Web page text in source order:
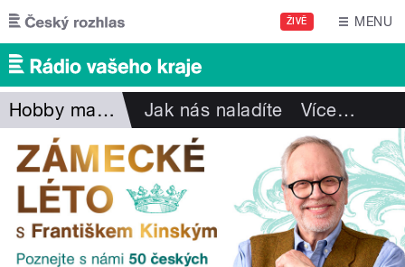
Přejít k hlavnímu obsahu
ŽIVĚ MENU
Hobby magazín Jak nás naladíte Více…